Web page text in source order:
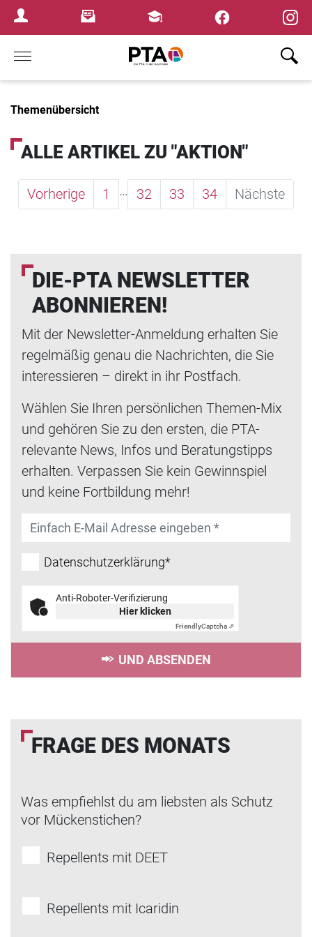
Login MenuNewsletterFortbildungen
Home
Themenübersicht
ALLE ARTIKEL ZU "AKTION"
Vorherige 1 … 32 33 34 Nächste
DIE-PTA NEWSLETTER
ABONNIEREN!
Mit der Newsletter-Anmeldung erhalten Sie
regelmäßig genau die Nachrichten, die Sie
interessieren – direkt in ihr Postfach.
Wählen Sie Ihren persönlichen Themen-Mix
und gehören Sie zu den ersten, die PTA-
relevante News, Infos und Beratungstipps
erhalten. Verpassen Sie kein Gewinnspiel
und keine Fortbildung mehr!
Datenschutzerklärung*
Anti-Roboter-Verifizierung
Hier klicken
FriendlyCaptcha ⇗
UND ABSENDEN
FRAGE DES MONATS
Was empfiehlst du am liebsten als Schutz
vor Mückenstichen?
Repellents mit DEET
Repellents mit Icaridin
×